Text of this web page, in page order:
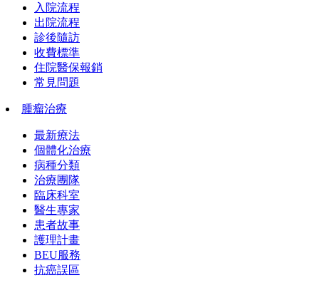
入院流程
出院流程
診後隨訪
收費標準
住院醫保報銷
常見問題
腫瘤治療
最新療法
個體化治療
病種分類
治療團隊
臨床科室
醫生專家
患者故事
護理計畫
BEU服務
抗癌誤區